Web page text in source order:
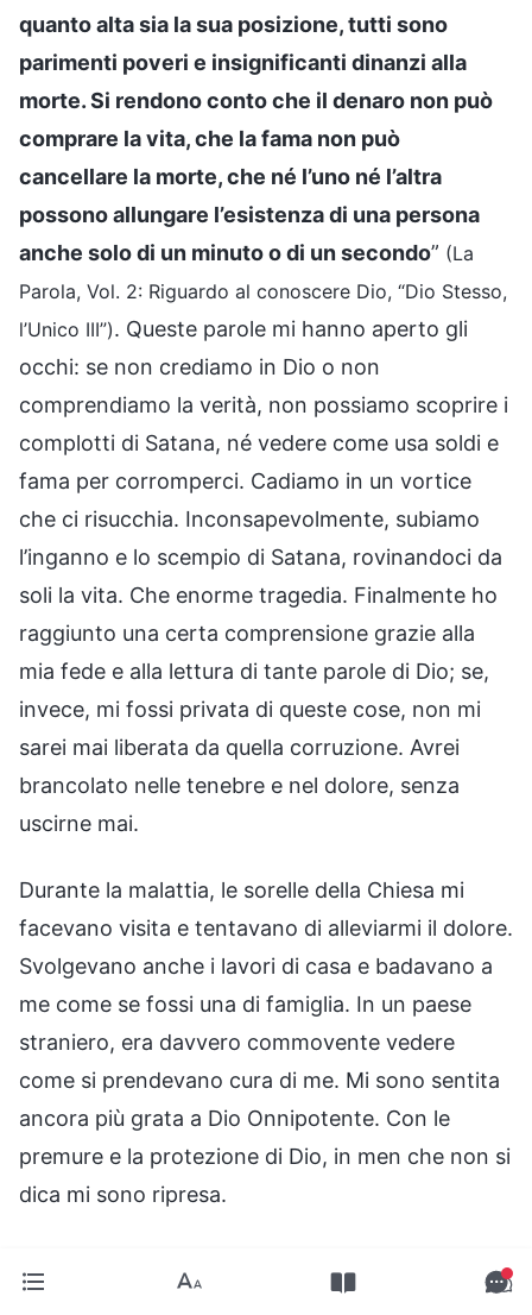
quanto alta sia la sua posizione, tutti sono
parimenti poveri e insignificanti dinanzi alla
morte. Si rendono conto che il denaro non può
comprare la vita, che la fama non può
cancellare la morte, che né l’uno né l’altra
possono allungare l’esistenza di una persona
anche solo di un minuto o di un secondo” (La
Parola, Vol. 2: Riguardo al conoscere Dio, “Dio Stesso,
l’Unico III”). Queste parole mi hanno aperto gli
occhi: se non crediamo in Dio o non
comprendiamo la verità, non possiamo scoprire i
complotti di Satana, né vedere come usa soldi e
fama per corromperci. Cadiamo in un vortice
che ci risucchia. Inconsapevolmente, subiamo
l’inganno e lo scempio di Satana, rovinandoci da
soli la vita. Che enorme tragedia. Finalmente ho
raggiunto una certa comprensione grazie alla
mia fede e alla lettura di tante parole di Dio; se,
invece, mi fossi privata di queste cose, non mi
sarei mai liberata da quella corruzione. Avrei
brancolato nelle tenebre e nel dolore, senza
uscirne mai.
Durante la malattia, le sorelle della Chiesa mi
facevano visita e tentavano di alleviarmi il dolore.
Svolgevano anche i lavori di casa e badavano a
me come se fossi una di famiglia. In un paese
straniero, era davvero commovente vedere
come si prendevano cura di me. Mi sono sentita
ancora più grata a Dio Onnipotente. Con le
premure e la protezione di Dio, in men che non si
dica mi sono ripresa.
Onnipotente: “
Quando una persona si volta